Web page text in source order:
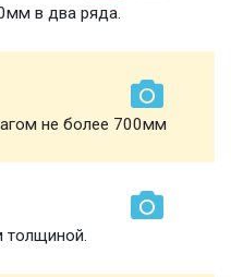
в два ряда.
не более 700мм
толщиной.